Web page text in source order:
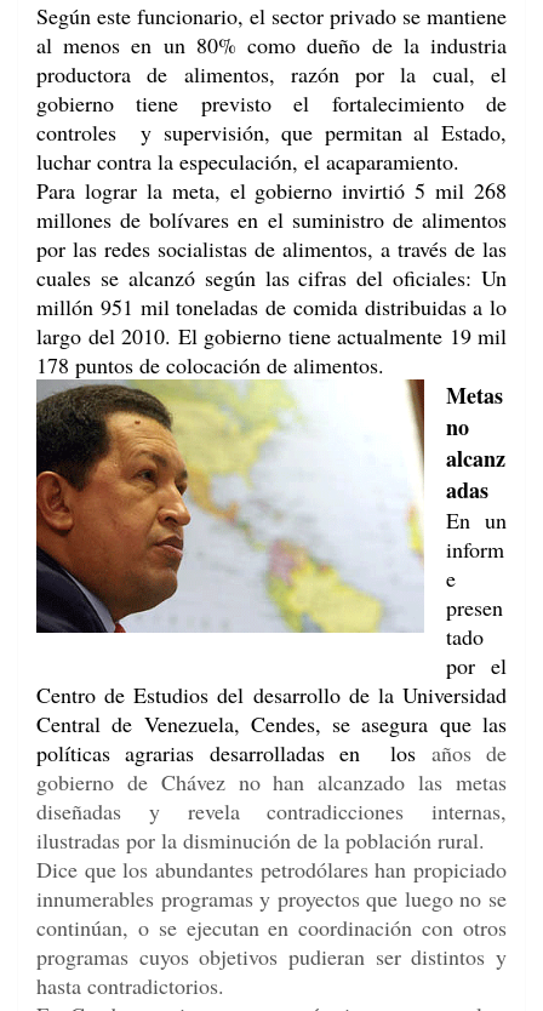
Según este funcionario, el sector privado se mantiene
al menos en un 80% como dueño de la industria
productora de alimentos, razón por la cual, el
gobierno tiene previsto el fortalecimiento de
controles y supervisión, que permitan al Estado,
luchar contra la especulación, el acaparamiento.
Para lograr la meta, el gobierno invirtió 5 mil 268
millones de bolívares en el suministro de alimentos
por las redes socialistas de alimentos, a través de las
cuales se alcanzó según las cifras del oficiales: Un
millón 951 mil toneladas de comida distribuidas a lo
largo del 2010. El gobierno tiene actualmente 19 mil
178 puntos de colocación de alimentos.
Metas
no
alcanz
adas
En un
inform
e
presen
tado
por el
Centro de Estudios del desarrollo de la Universidad
Central de Venezuela, Cendes, se asegura que las
políticas agrarias desarrolladas en los años de
gobierno de Chávez no han alcanzado las metas
diseñadas y revela contradicciones internas,
ilustradas por la disminución de la población rural.
Dice que los abundantes petrodólares han propiciado
innumerables programas y proyectos que luego no se
continúan, o se ejecutan en coordinación con otros
programas cuyos objetivos pudieran ser distintos y
hasta contradictorios.